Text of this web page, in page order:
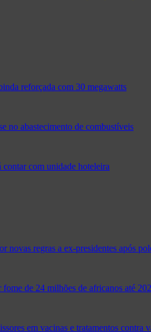
reforçada com 30 megawatts
no abastecimento de combustíveis
com unidade hoteleira
novas regras a ex-presidentes após
de 24 milhões de africanos até
em vacinas e tratamentos contra